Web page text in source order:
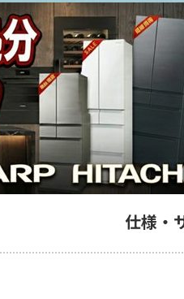
仕様・